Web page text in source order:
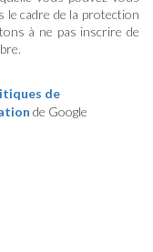
le cadre de la protection
à ne pas inscrire de
de
de Google